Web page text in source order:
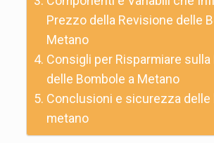
Prezzo della Revisione delle
Metano
Consigli per Risparmiare sulla
delle Bombole a Metano
Conclusioni e sicurezza delle
metano